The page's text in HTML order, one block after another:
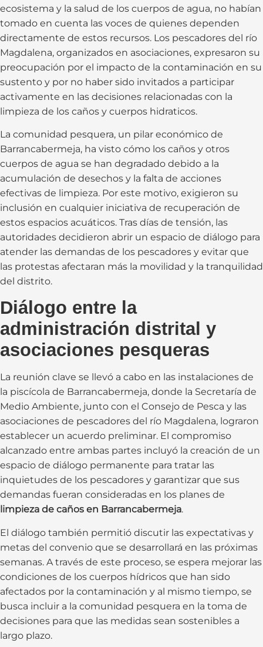
ecosistema y la salud de los cuerpos de agua, no habían
tomado en cuenta las voces de quienes dependen
directamente de estos recursos. Los pescadores del río
Magdalena, organizados en asociaciones, expresaron su
preocupación por el impacto de la contaminación en su
sustento y por no haber sido invitados a participar
activamente en las decisiones relacionadas con la
limpieza de los caños y cuerpos hidraticos.
La comunidad pesquera, un pilar económico de
Barrancabermeja, ha visto cómo los caños y otros
cuerpos de agua se han degradado debido a la
acumulación de desechos y la falta de acciones
efectivas de limpieza. Por este motivo, exigieron su
inclusión en cualquier iniciativa de recuperación de
estos espacios acuáticos. Tras días de tensión, las
autoridades decidieron abrir un espacio de diálogo para
atender las demandas de los pescadores y evitar que
las protestas afectaran más la movilidad y la tranquilidad
del distrito.
Diálogo entre la
administración distrital y
asociaciones pesqueras
La reunión clave se llevó a cabo en las instalaciones de
la piscícola de Barrancabermeja, donde la Secretaría de
Medio Ambiente, junto con el Consejo de Pesca y las
asociaciones de pescadores del río Magdalena, lograron
establecer un acuerdo preliminar. El compromiso
alcanzado entre ambas partes incluyó la creación de un
espacio de diálogo permanente para tratar las
inquietudes de los pescadores y garantizar que sus
demandas fueran consideradas en los planes de
limpieza de caños en Barrancabermeja.
El diálogo también permitió discutir las expectativas y
metas del convenio que se desarrollará en las próximas
semanas. A través de este proceso, se espera mejorar las
condiciones de los cuerpos hídricos que han sido
afectados por la contaminación y al mismo tiempo, se
busca incluir a la comunidad pesquera en la toma de
decisiones para que las medidas sean sostenibles a
largo plazo.